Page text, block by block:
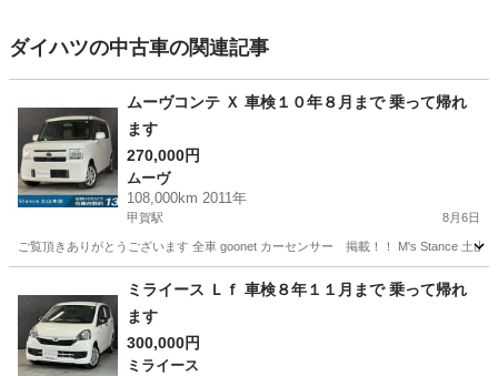
ダイハツの中古車の関連記事
ムーヴコンテ Ｘ 車検１０年８月まで 乗って帰れ
ます
270,000円
ムーヴ
108,000km 2011年
甲賀駅 8月6日
ご覧頂きありがとうございます 全車 goonet カーセンサー 掲載！！ M's Stance 土
甲賀駅 ムーヴ
ミライース Ｌｆ 車検８年１１月まで 乗って帰れ
ます
300,000円
ミライース